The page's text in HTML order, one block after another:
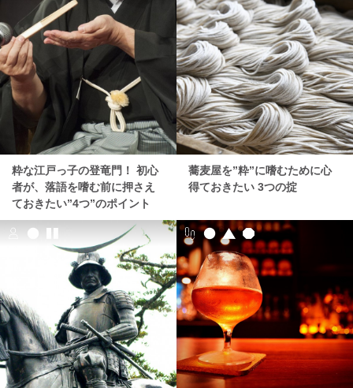
粋な江戸っ子の登竜門！ 初心
者が、落語を嗜む前に押さえ
ておきたい”4つ”のポイント
蕎麦屋を”粋”に嗜むために心
得ておきたい 3つの掟